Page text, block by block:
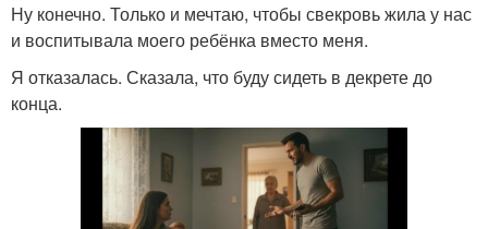
Ну конечно. Только и мечтаю, чтобы свекровь жила у нас
и воспитывала моего ребёнка вместо меня.
Я отказалась. Сказала, что буду сидеть в декрете до
конца.